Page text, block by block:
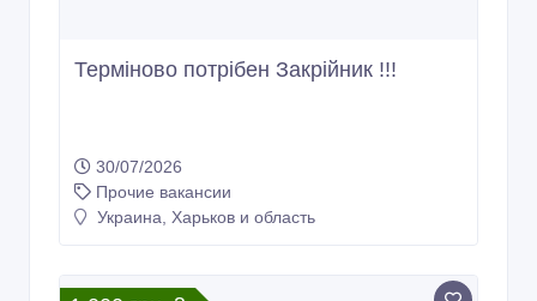
Терміново потрібен Закрійник !!!
30/07/2026
Прочие вакансии
Украина, Харьков и область